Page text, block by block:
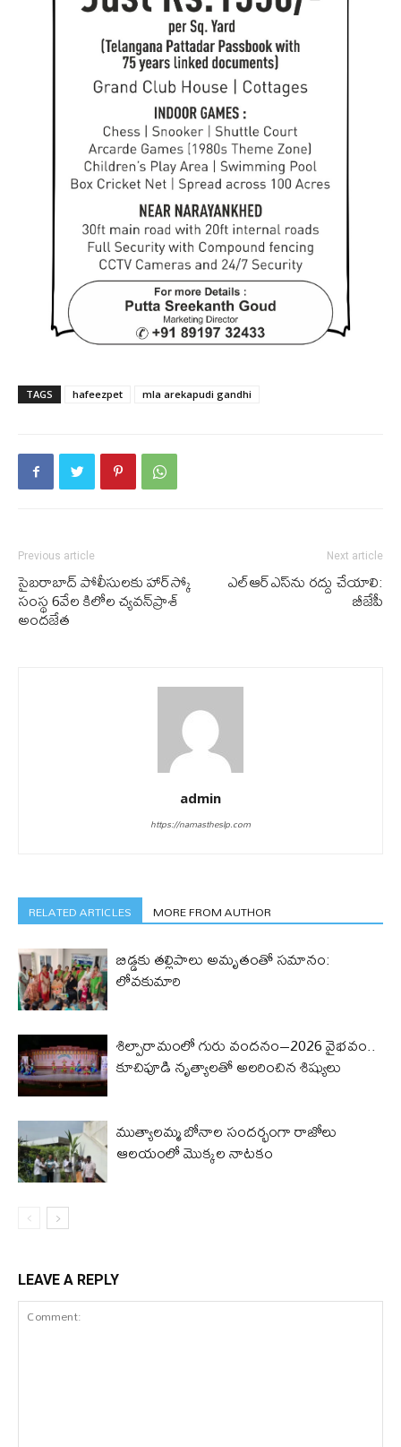
TAGS hafeezpet mla arekapudi gandhi
Previous article
సైబ‌రాబాద్ పోలీసుల‌కు హార్‌స్కో
సంస్థ 6వేల కిలోల చ్య‌వ‌న్‌ప్రాశ్
అంద‌జేత
Next article
ఎల్ఆర్ఎస్‌ను ర‌ద్దు చేయాలి:
బీజేపీ
admin
https://namastheslp.com
RELATED ARTICLES MORE FROM AUTHOR
బిడ్డ‌కు త‌ల్లిపాలు అమృతంతో స‌మానం:
లోవ‌కుమారి
శిల్పారామంలో గురు వందనం–2026 వైభవం..
కూచిపూడి నృత్యాలతో అలరించిన శిష్యులు
ముత్యాలమ్మ బోనాల సందర్భంగా రాజోలు
ఆలయంలో మొక్కల నాటకం
LEAVE A REPLY